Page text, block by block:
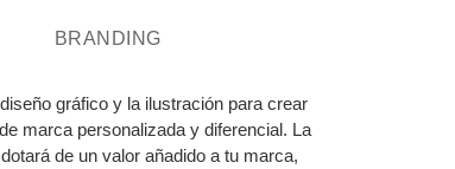
BRANDING
gráfico y la ilustración para crear
marca personalizada y diferencial. La
de un valor añadido a tu marca,